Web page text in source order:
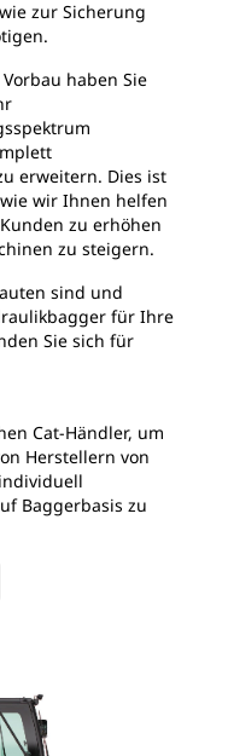
zur Sicherung
haben Sie
erweitern. Dies ist
wir Ihnen helfen
zu erhöhen
zu steigern.
sind und
für Ihre
Sie sich für
Cat-Händler, um
Herstellern von
Baggerbasis zu